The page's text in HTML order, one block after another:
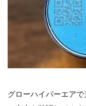
グローハイパーエア